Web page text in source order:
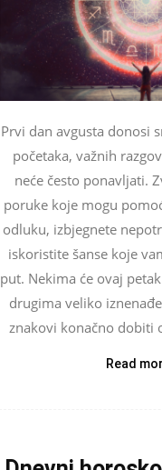
Prvi dan avgusta donosi
početaka, važnih
neće često ponavljati.
poruke koje mogu
odluku, izbjegnete
iskoristite šanse koje
put. Nekima će ovaj
drugima veliko
znakovi konačno dobiti
Read